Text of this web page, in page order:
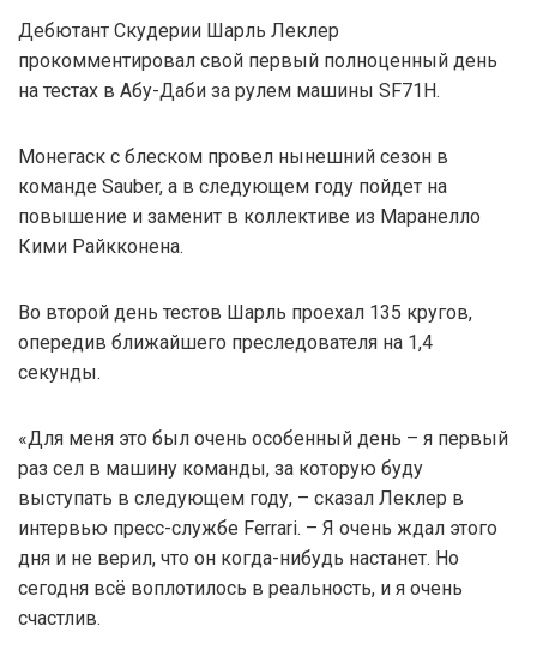
Дебютант Скудерии Шарль Леклер
прокомментировал свой первый полноценный день
на тестах в Абу-Даби за рулем машины SF71H.
Монегаск с блеском провел нынешний сезон в
команде Sauber, а в следующем году пойдет на
повышение и заменит в коллективе из Маранелло
Кими Райкконена.
Во второй день тестов Шарль проехал 135 кругов,
опередив ближайшего преследователя на 1,4
секунды.
«Для меня это был очень особенный день – я первый
раз сел в машину команды, за которую буду
выступать в следующем году, – сказал Леклер в
интервью пресс-службе Ferrari. – Я очень ждал этого
дня и не верил, что он когда-нибудь настанет. Но
сегодня всё воплотилось в реальность, и я очень
счастлив.